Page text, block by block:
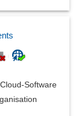
Software